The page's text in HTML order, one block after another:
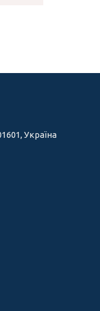
Україна